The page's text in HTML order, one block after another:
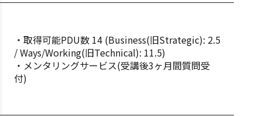
・取得可能PDU数 14 (Business(旧Strategic): 2.5
/ Ways/Working(旧Technical): 11.5)
・メンタリングサービス(受講後3ヶ月間質問受
付)